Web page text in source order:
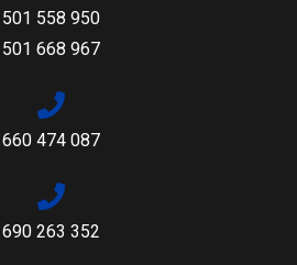
501 558 950
501 668 967
660 474 087
690 263 352